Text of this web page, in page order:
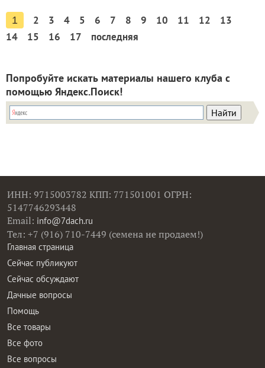
1 2 3 4 5 6 7 8 9 10 11 12
13
14
15 16 17 последняя
Попробуйте искать материалы нашего клуба с
помощью Яндекс.Поиск!
ИНН: 9715003782 КПП: 771501001 ОГРН:
5147746293448
Email: info@7dach.ru
Тел: +7 (916) 710-7449 (семена не продаем!)
Главная страница
Сейчас публикуют
Сейчас обсуждают
Дачные вопросы
Помощь
Все товары
Все фото
Все вопросы